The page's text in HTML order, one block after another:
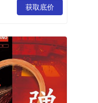
有限公司
获取底价